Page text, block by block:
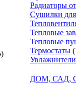
Радиаторы
Сушилки
Тепловые
Тепловые
Термостаты
ДОМ, САД,